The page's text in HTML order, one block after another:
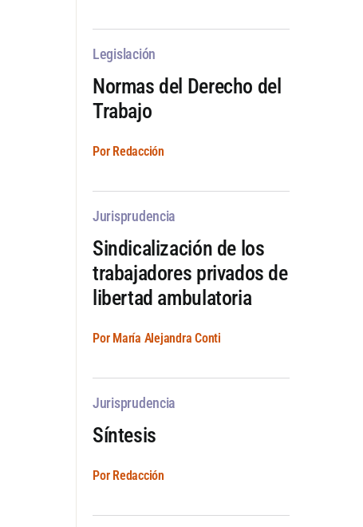
Legislación
Normas del Derecho del
Trabajo
Por Redacción
Jurisprudencia
Sindicalización de los
trabajadores privados de
libertad ambulatoria
Por María Alejandra Conti
Jurisprudencia
Síntesis
Por Redacción